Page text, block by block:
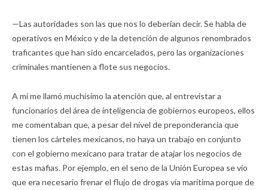
—Las autoridades son las que nos lo deberían decir. Se habla de
operativos en México y de la detención de algunos renombrados
traficantes que han sido encarcelados, pero las organizaciones
criminales mantienen a flote sus negocios.
A mí me llamó muchísimo la atención que, al entrevistar a
funcionarios del área de inteligencia de gobiernos europeos, ellos
me comentaban que, a pesar del nivel de preponderancia que
tienen los cárteles mexicanos, no haya un trabajo en conjunto
con el gobierno mexicano para tratar de atajar los negocios de
estas mafias. Por ejemplo, en el seno de la Unión Europea se vio
que era necesario frenar el flujo de drogas vía marítima porque de